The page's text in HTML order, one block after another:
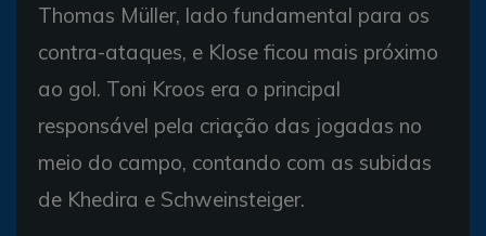
Thomas Müller, lado fundamental para os
contra-ataques, e Klose ficou mais próximo
ao gol. Toni Kroos era o principal
responsável pela criação das jogadas no
meio do campo, contando com as subidas
de Khedira e Schweinsteiger.